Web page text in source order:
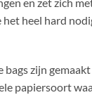
heel hard
bags zijn
papiersoort